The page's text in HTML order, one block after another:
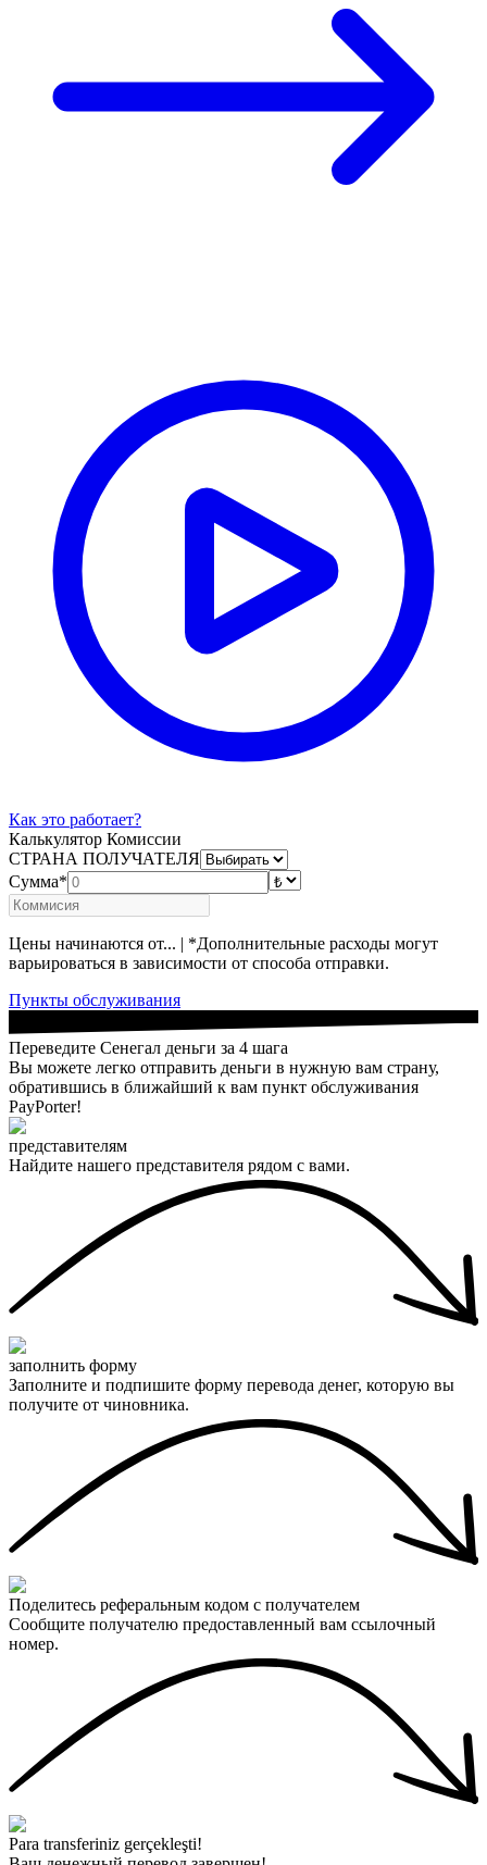
Как это работает?
Калькулятор Комиссии
СТРАНА ПОЛУЧАТЕЛЯ
Сумма*
Цены начинаются от... | *Дополнительные расходы могут
варьироваться в зависимости от способа отправки.
Пункты обслуживания
Переведите Сенегал деньги за 4 шага
Вы можете легко отправить деньги в нужную вам страну,
обратившись в ближайший к вам пункт обслуживания
PayPorter!
представителям
Найдите нашего представителя рядом с вами.
заполнить форму
Заполните и подпишите форму перевода денег, которую вы
получите от чиновника.
Поделитесь реферальным кодом с получателем
Сообщите получателю предоставленный вам ссылочный
номер.
Para transferiniz gerçekleşti!